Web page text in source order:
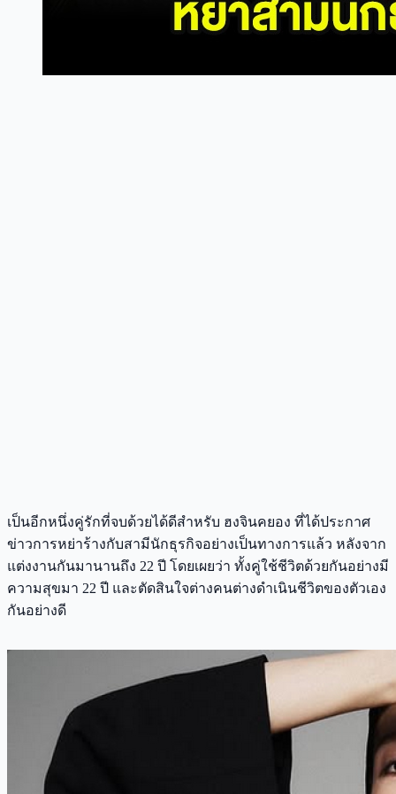
เป็นอีกหนึ่งคู่รักที่จบด้วยได้ดีสำหรับ ฮงจินคยอง ที่ได้ประกาศ
ข่าวการหย่าร้างกับสามีนักธุรกิจอย่างเป็นทางการแล้ว หลังจาก
แต่งงานกันมานานถึง 22 ปี โดยเผยว่า ทั้งคู่ใช้ชีวิตด้วยกันอย่างมี
ความสุขมา 22 ปี และตัดสินใจต่างคนต่างดำเนินชีวิตของตัวเอง
กันอย่างดี